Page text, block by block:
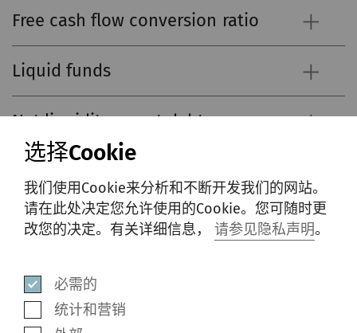
Free cash flow conversion ratio
Liquid funds
Net liquidity or net debt
(Operating) net working capital
Equity ratio
Return on net assets (RONA)
选择Cookie
我们使用Cookie来分析和不断开发我们的网站。
请在此处决定您允许使用的Cookie。您可随时更
改您的决定。有关详细信息，请参见隐私声明。
必需的
统计和营销